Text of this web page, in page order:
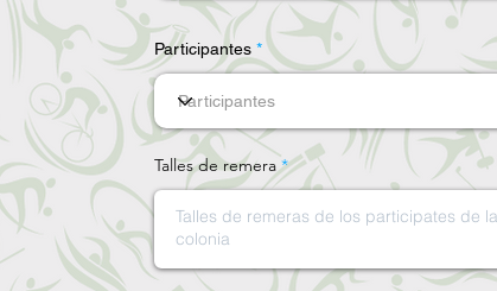
Participantes
Talles de remera